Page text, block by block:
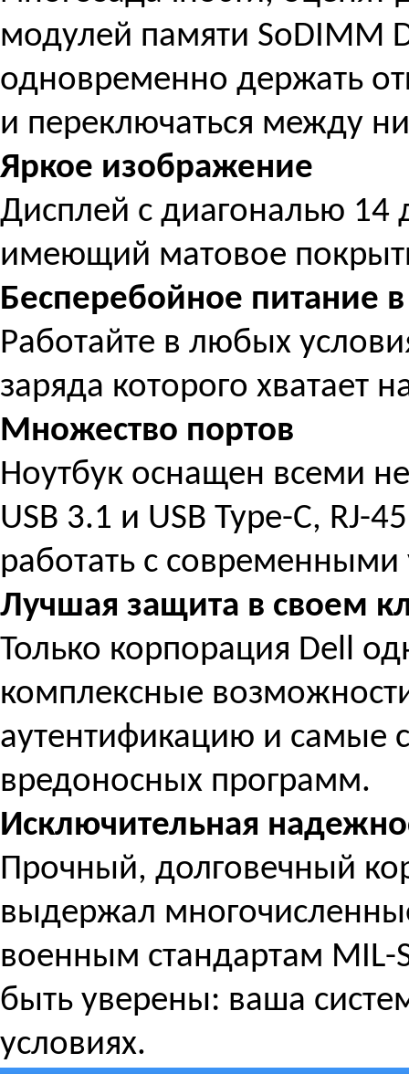
модулей памяти SoDIMM
одновременно держать
и переключаться между
Яркое изображение
Дисплей с диагональю 14
имеющий матовое
Бесперебойное питание
Работайте в любых
заряда которого хватает
Множество портов
Ноутбук оснащен всеми
USB 3.1 и USB Type-C, RJ-
работать с современными
Лучшая защита в своем
Только корпорация Dell
комплексные
аутентификацию и самые
вредоносных программ.
Исключительная
Прочный, долговечный
выдержал
военным стандартам MIL-
быть уверены: ваша
условиях.